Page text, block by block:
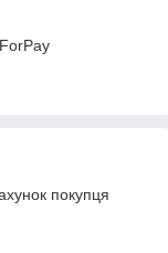
покупця